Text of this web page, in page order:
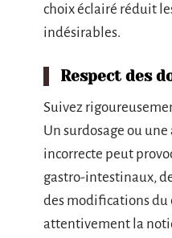
choix éclairé réduit
indésirables.
Respect des
Suivez
Un surdosage ou
incorrecte peut
gastro-intestinaux,
des modifications du
attentivement la